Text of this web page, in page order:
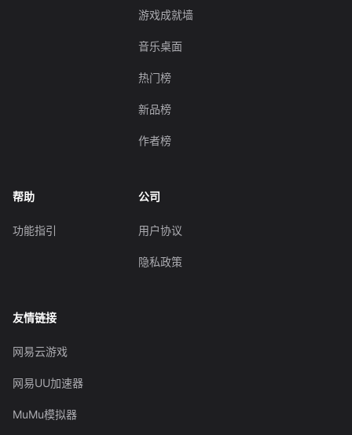
游戏成就墙
音乐桌面
热门榜
新品榜
作者榜
帮助
功能指引
公司
用户协议
隐私政策
友情链接
网易云游戏
网易UU加速器
MuMu模拟器